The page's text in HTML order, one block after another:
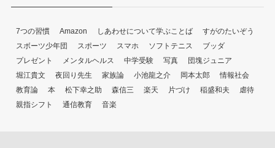
7つの習慣 Amazon しあわせについて学ぶことば
すがのたいぞう
スボーツ少年団
スポーツ スマホ ソフトテニス
ブッダ
プレゼント
メンタルヘルス 中学受験 写真
団塊ジュニア
堀江貴文
夜回り先生 家族論 小池龍之介 岡本太郎
情報社会
教育論
本 松下幸之助 森信三 楽天 片づけ 稲盛和夫
虐待
親指シフト
通信教育 音楽